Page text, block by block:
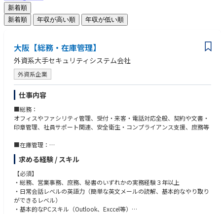
新着順
新着順
年収が高い順 年収が低い順
大阪【総務・在庫管理】
外資系大手セキュリティシステム会社
外資系企業
仕事内容
■総務：
オフィスやファシリティ管理、受付・来客・電話対応全般、契約や文書・
印章管理、社員サポート関連、安全衛生・コンプライアンス支援、庶務等
■在庫管理：
セキュリティやＡＶ機器・部材等の入出庫管理、定期棚卸、記録、差異管
理、プロジェクト用機材・予備部材の手配や出荷管理等。
関西の拠点運営とロジスティクスを支えます。
求める経験 / スキル
【必須】
・総務、営業事務、庶務、秘書のいずれかの実務経験３年以上
・日常会話レベルの英語力（簡単な英文メールの読解、基本的なやり取り
ができるレベル）
・基本的なPCスキル（Outlook、Exccel等）